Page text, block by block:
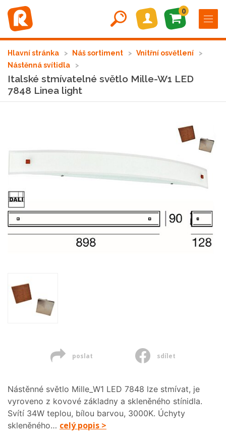
0
Hlavní stránka Náš sortiment
Vnitřní osvětlení
Nástěnná svítidla
Italské stmívatelné světlo Mille-W1 LED
7848 Linea light
poslat sdílet
Nástěnné světlo Mille_W1 LED 7848 lze stmívat, je
vyroveno z kovové základny a skleněného stínidla.
Svítí 34W teplou, bílou barvou, 3000K. Úchyty
skleněného… celý popis >